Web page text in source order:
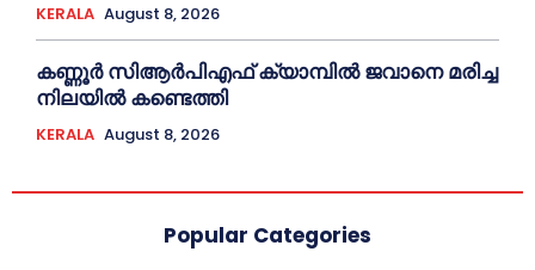
KERALA August 8, 2026
കണ്ണൂര്‍ സിആര്‍പിഎഫ് ക്യാമ്പില്‍ ജവാനെ മരിച്ച
നിലയില്‍ കണ്ടെത്തി
KERALA August 8, 2026
Popular Categories